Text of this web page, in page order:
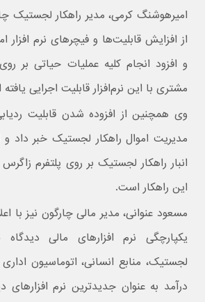
امیرهوشنگ کرمی، مدیر راهکار لجستیک
از افزایش قابلیت‌ها و فیچرهای نرم افزار
و افزود انجام کلیه عملیات حیاتی بر
مشتری با این نرم‌افزار قابلیت اجرایی
وی همچنین از افزوده شدن قابلیت
مدیریت اموال راهکار لجستیک خبر داد و
انبار راهکار لجستیک بر روی پلتفرم
این راهکار است.
مسعود عنوانی، مدیر مالی چارگون نیز با
یکپارچگی نرم افزارهای مالی دیدگاه
درآمد به عنوان جدیدترین نرم افزارهای